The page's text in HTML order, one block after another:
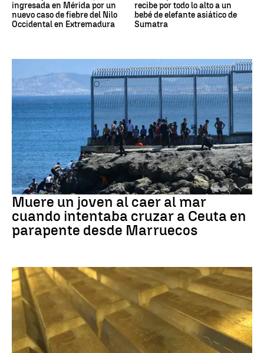
ingresada en Mérida por un
nuevo caso de fiebre del Nilo
Occidental en Extremadura
recibe por todo lo alto a un
bebé de elefante asiático de
Sumatra
Ceuta
Muere un joven al caer al mar
cuando intentaba cruzar a Ceuta en
parapente desde Marruecos